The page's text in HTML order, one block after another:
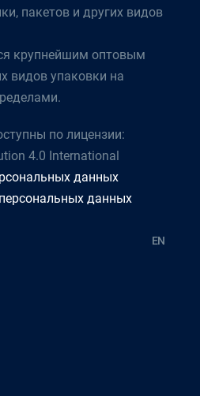
пакетов и других видов
крупнейшим оптовым
видов упаковки на
по лицензии:
4.0 International
данных
данных
EN